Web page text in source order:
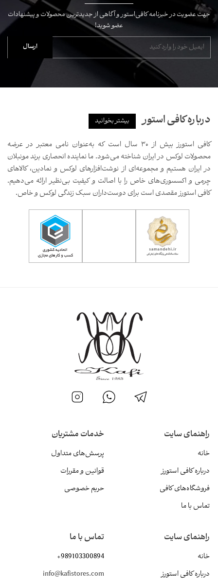
جهت عضویت در خبرنامه کافی‌استور و آگاهی از جدیدترین محصولات و پیشنهادات
عضو شوید!
درباره کافی استور بیشتر بخوانید
کافی استورز بیش از ۳۰ سال است که به‌عنوان نامی معتبر در عرضه
محصولات لوکس در ایران شناخته می‌شود. ما نماینده انحصاری برند مونبلان
در ایران هستیم و مجموعه‌ای از نوشت‌افزارهای لوکس و نمادین، کالاهای
چرمی و اکسسوری‌های خاص را با اصالت و کیفیت بی‌نظیر ارائه می‌دهیم.
کافی استورز مقصدی است برای دوست‌داران سبک زندگی لوکس و خاص.
راهنمای سایت
خانه
درباره کافی استورز
فروشگاه‌های کافی
تماس با ما
خدمات مشتریان
پرسش‌های متداول
قوانین و مقررات
حریم خصوصی
راهنمای سایت
خانه
درباره کافی استورز
تماس با ما
+989103300894
info@kafistores.com